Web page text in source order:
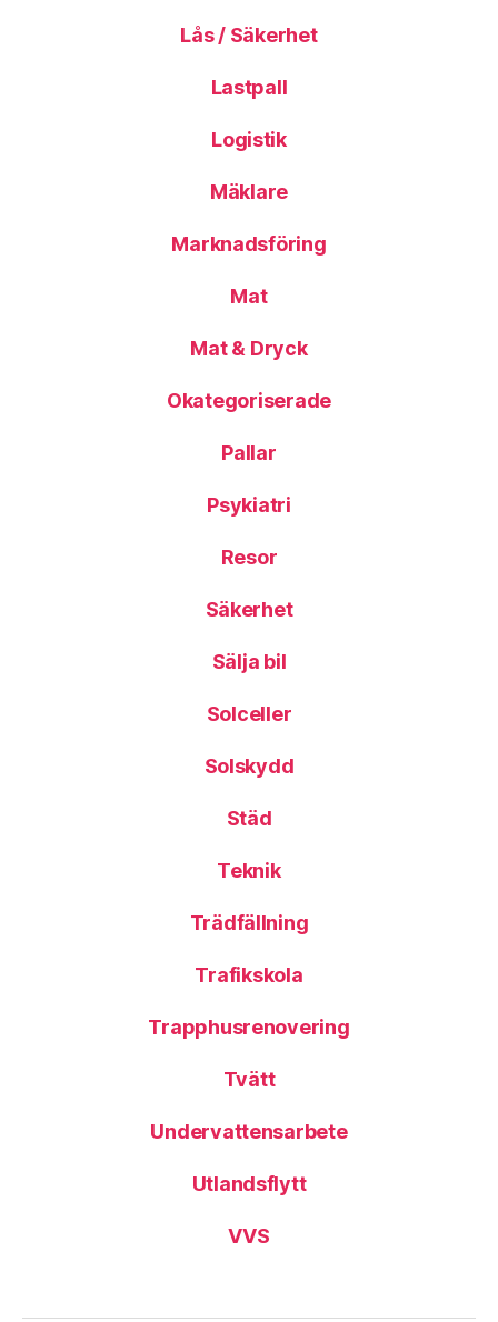
Lås / Säkerhet
Lastpall
Logistik
Mäklare
Marknadsföring
Mat
Mat & Dryck
Okategoriserade
Pallar
Psykiatri
Resor
Säkerhet
Sälja bil
Solceller
Solskydd
Städ
Teknik
Trädfällning
Trafikskola
Trapphusrenovering
Tvätt
Undervattensarbete
Utlandsflytt
VVS